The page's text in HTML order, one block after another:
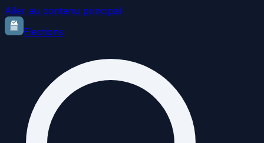
Aller au contenu principal
Elections